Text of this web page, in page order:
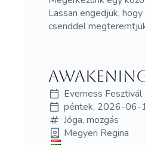
Lassan engedjük,
csenddel
Everness
péntek, 2026-06-
Jóga, mozgás
Megyeri Regina